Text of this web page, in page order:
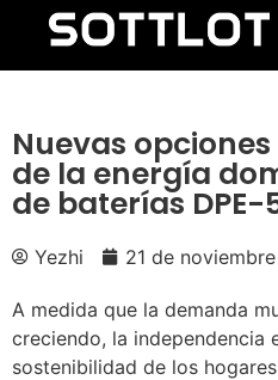
Nuevas
de la energía
de baterías DPE-
Yezhi 21 de
A medida que la demanda
creciendo, la independencia
sostenibilidad de los